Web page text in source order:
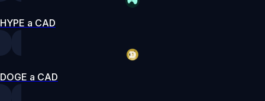
HYPE a CAD
DOGE a CAD